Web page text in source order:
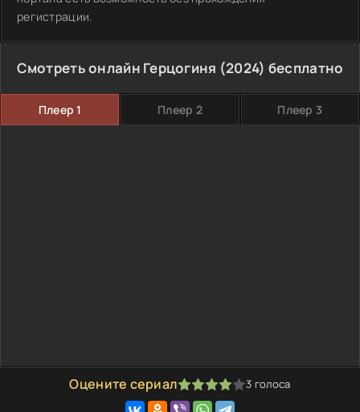
регистрации.
Смотреть онлайн Герцогиня (2024) бесплатно
Плеер 1 Плеер 2 Плеер 3
Оцените сериал
1 2 3 4 5 3 голоса